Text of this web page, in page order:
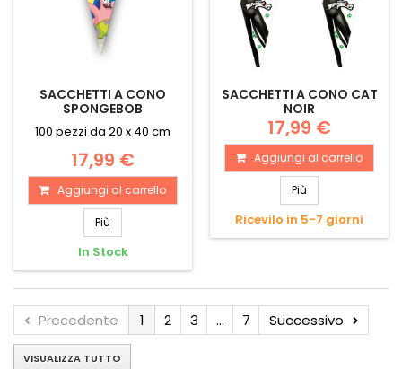
SACCHETTI A CONO
SPONGEBOB
100 pezzi da 20 x 40 cm
17,99 €
Aggiungi al carrello
Più
In Stock
SACCHETTI A CONO CAT
NOIR
17,99 €
Aggiungi al carrello
Più
Ricevilo in 5-7 giorni
Precedente 1 2 3 ... 7 Successivo
VISUALIZZA TUTTO